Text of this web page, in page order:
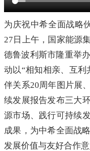
为庆祝中希全面战略
27日上午，国家能源
德鲁波利斯市隆重举
动以“相知相亲、互利
伴关系20周年图片展
续发展报告发布三大
源市场、践行可持续
成果，为中希全面战
发展价值与友好合作意